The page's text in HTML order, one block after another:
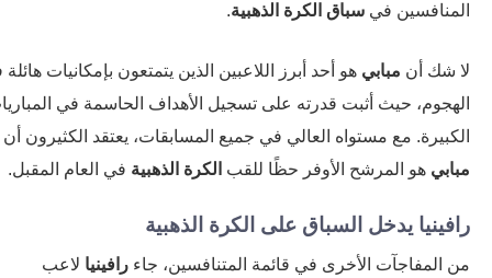
فيسباق الكرة الذهبية .
أنمبابي هو أحد أبرز اللاعبين الذين يتمتعون بإمكانيات هائلة في
حيث أثبت قدرته على تسجيل الأهداف الحاسمة في المباريات
مع مستواه العالي في جميع المسابقات، يعتقد الكثيرون أن
هو المرشح الأوفر حظًا للقب الكرة الذهبية في العام المقبل.
يدخل السباق على الكرة الذهبية
الأخرى في قائمة المتنافسين، جاءرافينيا لاعب